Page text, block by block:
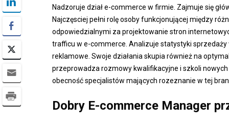
Nadzoruje dział e-commerce w firmie. Zajmuje się
Najczęsciej pełni rolę osoby funkcjonującej między
odpowiedzialnymi za projektowanie stron
trafficu w e-commerce. Analizuje statystyki
reklamowe. Swoje działania skupia również na
przeprowadza rozmowy kwalifikacyjne i szkoli
obecność specjalistów mających rozeznanie w tej
Dobry E-commerce Manager